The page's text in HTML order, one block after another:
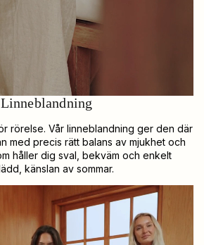
Linneblandning
rörelse. Vår linneblandning ger den där
med precis rätt balans av mjukhet och
håller dig sval, bekväm och enkelt
känslan av sommar.